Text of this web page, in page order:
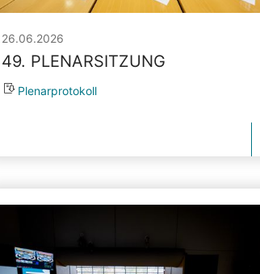
26.06.2026
49. PLENARSITZUNG
Plenarprotokoll